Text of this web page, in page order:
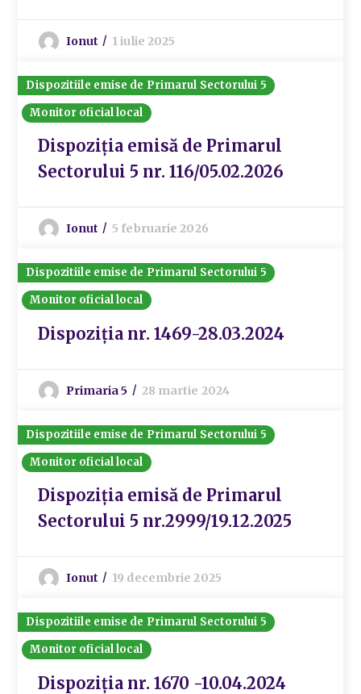
Ionut 1 iulie 2025
Dispozitiile emise de Primarul Sectorului 5
Monitor oficial local
Dispoziția emisă de Primarul
Sectorului 5 nr. 116/05.02.2026
Ionut 5 februarie 2026
Dispozitiile emise de Primarul Sectorului 5
Monitor oficial local
Dispoziția nr. 1469-28.03.2024
Primaria 5 28 martie 2024
Dispozitiile emise de Primarul Sectorului 5
Monitor oficial local
Dispoziția emisă de Primarul
Sectorului 5 nr.2999/19.12.2025
Ionut 19 decembrie 2025
Dispozitiile emise de Primarul Sectorului 5
Monitor oficial local
Dispoziția nr. 1670 -10.04.2024